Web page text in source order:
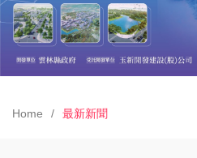
Home 最新新聞